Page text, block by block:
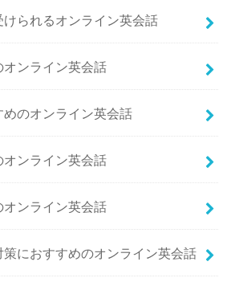
られるオンライン英会話
ンライン英会話
のオンライン英会話
ンライン英会話
ンライン英会話
におすすめのオンライン英会話